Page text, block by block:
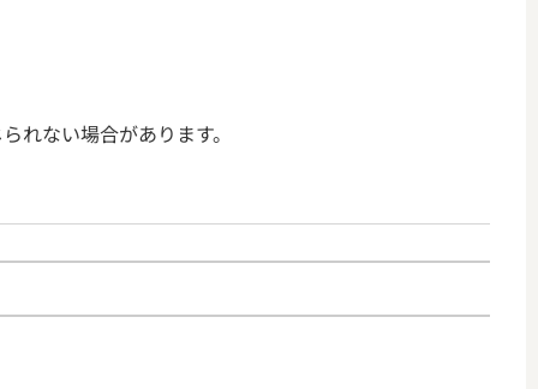
れない場合があります。